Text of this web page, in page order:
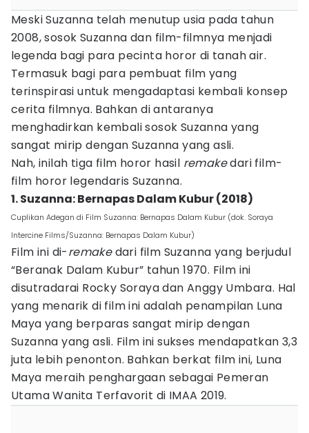
Meski Suzanna telah menutup usia pada tahun
2008, sosok Suzanna dan film-filmnya menjadi
legenda bagi para pecinta horor di tanah air.
Termasuk bagi para pembuat film yang
terinspirasi untuk mengadaptasi kembali konsep
cerita filmnya. Bahkan di antaranya
menghadirkan kembali sosok Suzanna yang
sangat mirip dengan Suzanna yang asli.
Nah, inilah tiga film horor hasil remakedari film-
film horor legendaris Suzanna.
1. Suzanna: Bernapas Dalam Kubur (2018)
Cuplikan Adegan di Film Suzanna: Bernapas Dalam Kubur (dok. Soraya
Intercine Films/Suzanna: Bernapas Dalam Kubur)
Film ini di-remakedari film Suzanna yang berjudul
“Beranak Dalam Kubur” tahun 1970. Film ini
disutradarai Rocky Soraya dan Anggy Umbara. Hal
yang menarik di film ini adalah penampilan Luna
Maya yang berparas sangat mirip dengan
Suzanna yang asli. Film ini sukses mendapatkan 3,3
juta lebih penonton. Bahkan berkat film ini, Luna
Maya meraih penghargaan sebagai Pemeran
Utama Wanita Terfavorit di IMAA 2019.